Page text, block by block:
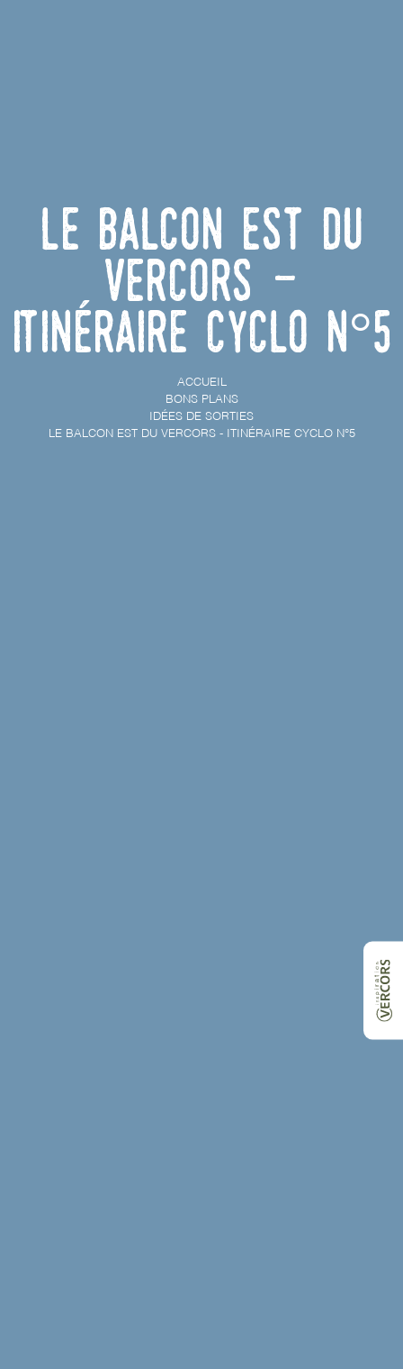
Le Balcon Est du
Vercors -
Itinéraire cyclo n°5
ACCUEIL
BONS PLANS
IDÉES DE SORTIES
LE BALCON EST DU VERCORS - ITINÉRAIRE CYCLO N°5